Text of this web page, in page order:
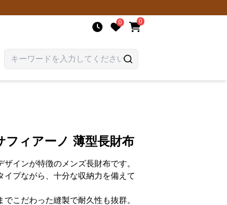
0 0
フィアーノ 薄型長財布
インが特徴のメンズ長財布です。
イプながら、十分な収納力を備えて
でこだわった縫製で耐久性も抜群。